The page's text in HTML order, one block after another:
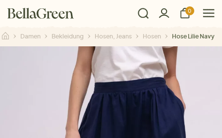
0
Damen Bekleidung Hosen, Jeans Hosen Hose Lilie Navy